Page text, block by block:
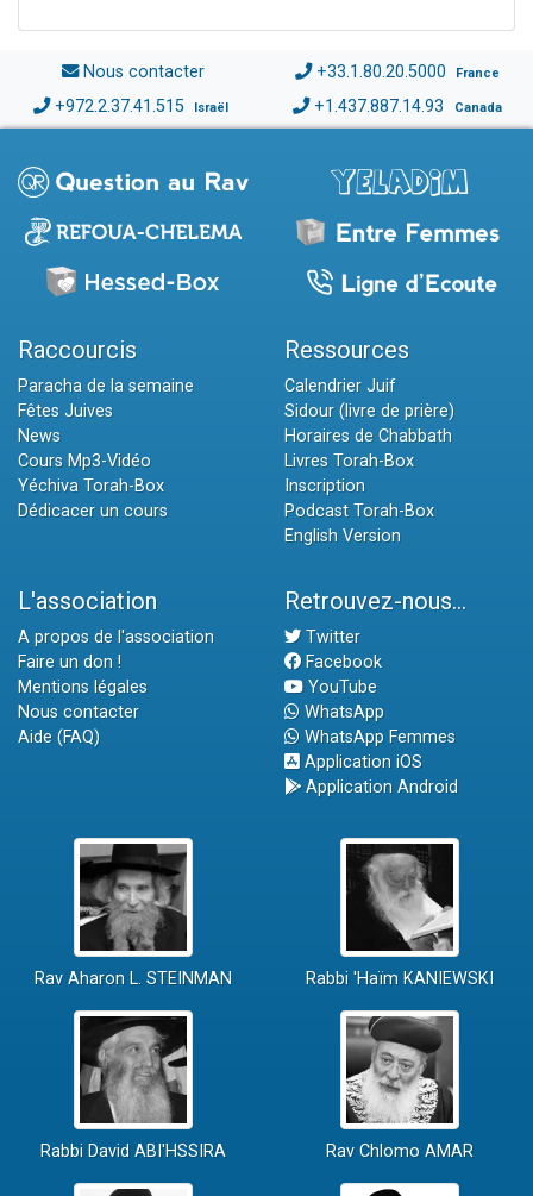
Nous contacter +33.1.80.20.5000 France
+972.2.37.41.515 Israël +1.437.887.14.93 Canada
Raccourcis
Paracha de la semaine
Fêtes Juives
News
Cours Mp3-Vidéo
Yéchiva Torah-Box
Dédicacer un cours
Ressources
Calendrier Juif
Sidour (livre de prière)
Horaires de Chabbath
Livres Torah-Box
Inscription
Podcast Torah-Box
English Version
L'association
A propos de l'association
Faire un don !
Mentions légales
Nous contacter
Aide (FAQ)
Retrouvez-nous...
Twitter
Facebook
YouTube
WhatsApp
WhatsApp Femmes
Application iOS
Application Android
Rav Aharon L. STEINMAN Rabbi 'Haïm KANIEWSKI
Rabbi David ABI'HSSIRA Rav Chlomo AMAR